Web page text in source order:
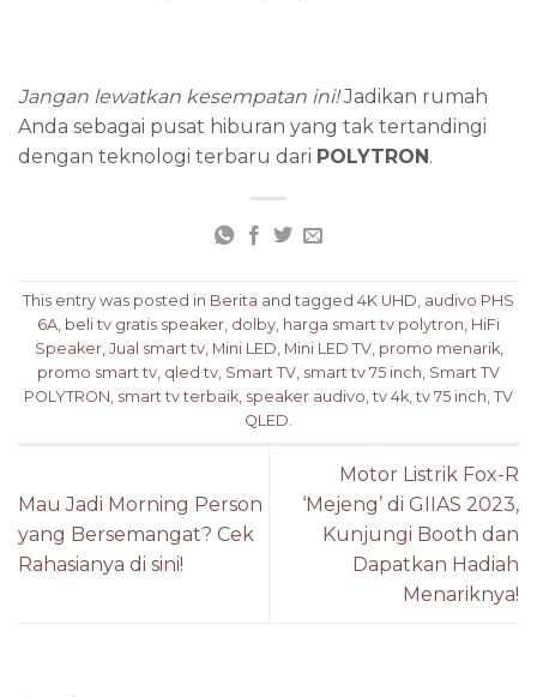
Jangan lewatkan kesempatan ini!Jadikan rumah
Anda sebagai pusat hiburan yang tak tertandingi
dengan teknologi terbaru dari POLYTRON .
This entry was posted in Berita and tagged 4K UHD, audivo PHS
6A, beli tv gratis speaker, dolby, harga smart tv polytron, HiFi
Speaker, Jual smart tv, Mini LED, Mini LED TV, promo menarik,
promo smart tv, qled tv, Smart TV, smart tv 75 inch, Smart TV
POLYTRON, smart tv terbaik, speaker audivo, tv 4k, tv 75 inch, TV
QLED.
Mau Jadi Morning Person
yang Bersemangat? Cek
Rahasianya di sini!
Motor Listrik Fox-R
‘Mejeng’ di GIIAS 2023,
Kunjungi Booth dan
Dapatkan Hadiah
Menariknya!